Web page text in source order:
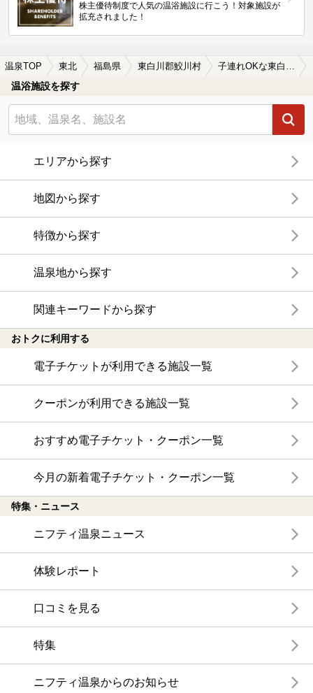
株主優待制度で人気の温浴施設に行こう！対象施設が
拡充されました！
温泉TOP 東北 福島県 東白川郡鮫川村 子連れOKな東白川郡鮫川村の温泉、日帰り温泉、スーパー銭湯おすすめ
温浴施設を探す
エリアから探す
地図から探す
特徴から探す
温泉地から探す
関連キーワードから探す
おトクに利用する
電子チケットが利用できる施設一覧
クーポンが利用できる施設一覧
おすすめ電子チケット・クーポン一覧
今月の新着電子チケット・クーポン一覧
特集・ニュース
ニフティ温泉ニュース
体験レポート
口コミを見る
特集
ニフティ温泉からのお知らせ